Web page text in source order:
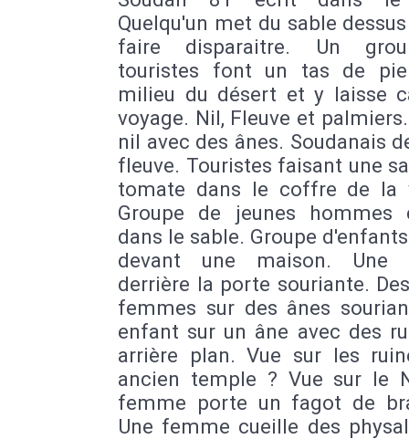
Quelqu'un met du sable
faire disparaitre. Un
touristes font un tas de
milieu du désert et y laisse
voyage. Nil, Fleuve et
nil avec des ânes. Soudanais
fleuve. Touristes faisant une
tomate dans le coffre de la
Groupe de jeunes hommes
dans le sable. Groupe
devant une maison. Une
derrière la porte souriante.
femmes sur des ânes
enfant sur un âne avec des
arrière plan. Vue sur les
ancien temple ? Vue sur le
femme porte un fagot de
Une femme cueille des